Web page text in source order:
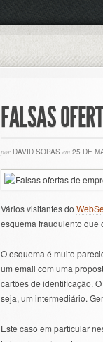
FALSAS
por DAVID SOPAS em 25 DE
Vários visitantes do
esquema fraudulento que
O esquema é muito
um email com uma
cartões de identificação.
seja, um intermediário.
Este caso em particular